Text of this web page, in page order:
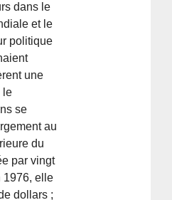
dans le
et le
politique
une
le
se
au
du
par vingt
1976, elle
dollars ;